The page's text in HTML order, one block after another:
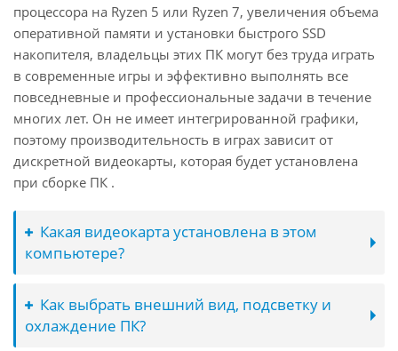
процессора на Ryzen 5 или Ryzen 7, увеличения объема
оперативной памяти и установки быстрого SSD
накопителя, владельцы этих ПК могут без труда играть
в современные игры и эффективно выполнять все
повседневные и профессиональные задачи в течение
многих лет. Он не имеет интегрированной графики,
поэтому производительность в играх зависит от
дискретной видеокарты, которая будет установлена
при сборке ПК .
Какая видеокарта установлена в этом
компьютере?
Как выбрать внешний вид, подсветку и
охлаждение ПК?